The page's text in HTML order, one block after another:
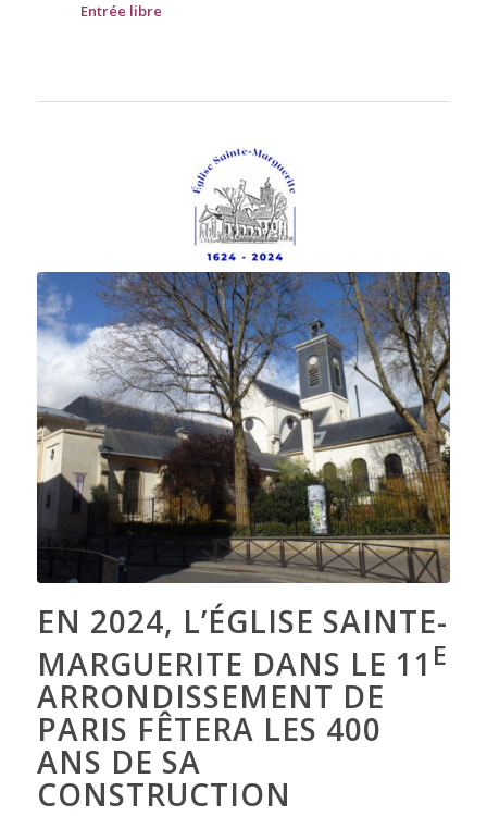
Entrée libre
EN 2024, L’ÉGLISE SAINTE-
MARGUERITE DANS LE 11 E
ARRONDISSEMENT DE
PARIS FÊTERA LES 400
ANS DE SA
CONSTRUCTION